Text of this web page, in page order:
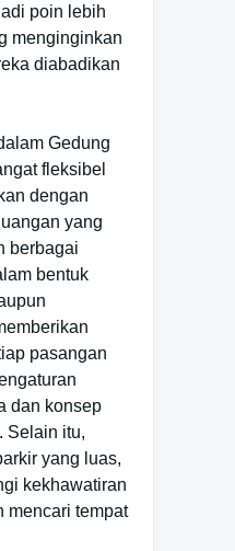
poin lebih
menginginkan
diabadikan
Gedung
fleksibel
dengan
yang
berbagai
bentuk
pasangan
dan konsep
Selain itu,
yang luas,
kekhawatiran
mencari tempat